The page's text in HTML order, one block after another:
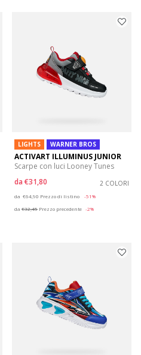
LIGHTS WARNER BROS
ACTIVART ILLUMINUS JUNIOR
Scarpe con luci Looney Tunes
da €31,80 2 COLORI
da €64,90 Prezzo di listino
-51%
da €32,45 Prezzo precedente -2%